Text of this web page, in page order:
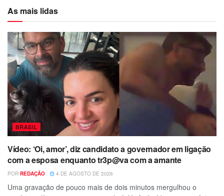
As mais lidas
BRASIL
Vídeo: ‘Oi, amor’, diz candidato a governador em ligação
com a esposa enquanto tr3p@va com a amante
POR REDAÇÃO 4 DE AGOSTO DE 2026
Uma gravação de pouco mais de dois minutos mergulhou o